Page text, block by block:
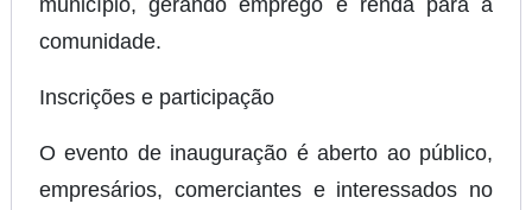
município, gerando emprego e renda para a
comunidade.
Inscrições e participação
O evento de inauguração é aberto ao público,
empresários, comerciantes e interessados no